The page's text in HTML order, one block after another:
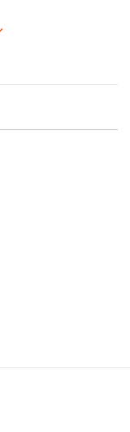
鍋底設計則有助於維持
率極佳，同時維持
，無論是平日晚餐的炒
品不含 PFAS、